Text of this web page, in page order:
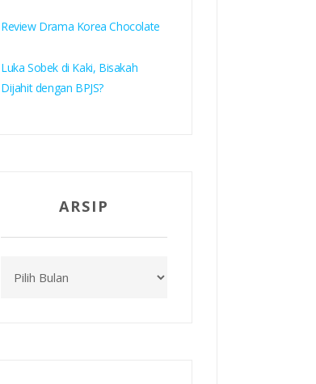
Review Drama Korea Chocolate
Luka Sobek di Kaki, Bisakah
Dijahit dengan BPJS?
ARSIP